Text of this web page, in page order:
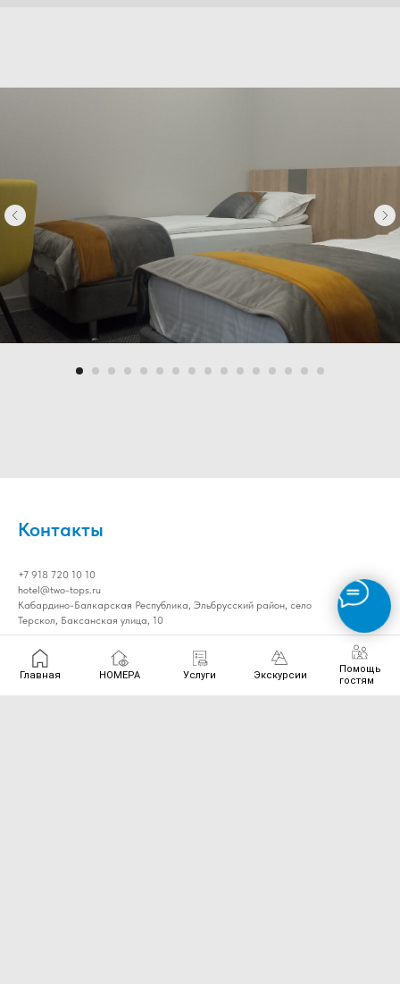
Главная НОМЕРА Услуги Экскурсии
Помощь
гостям
Контакты
+7 918 720 10 10
hotel@two-tops.ru
Кабардино-Балкарская Республика, Эльбрусский район, село
Терскол, Баксанская улица, 10